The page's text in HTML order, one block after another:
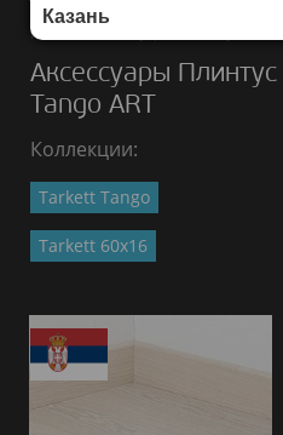
Казань
Каталог
Аксессуары
Tango ART
Коллекции:
Tarkett Tango
Tarkett 60х16